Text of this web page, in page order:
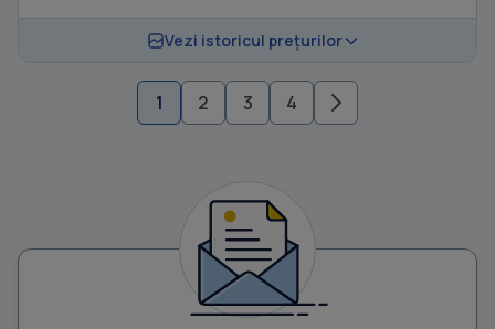
Vezi istoricul prețurilor
1 2 3 4